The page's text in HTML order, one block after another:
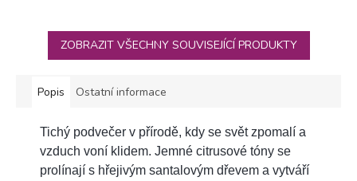
ZOBRAZIT VŠECHNY SOUVISEJÍCÍ PRODUKTY
Popis Ostatní informace
Tichý podvečer v přírodě, kdy se svět zpomalí a
vzduch voní klidem. Jemné citrusové tóny se
prolínají s hřejivým santalovým dřevem a vytváří